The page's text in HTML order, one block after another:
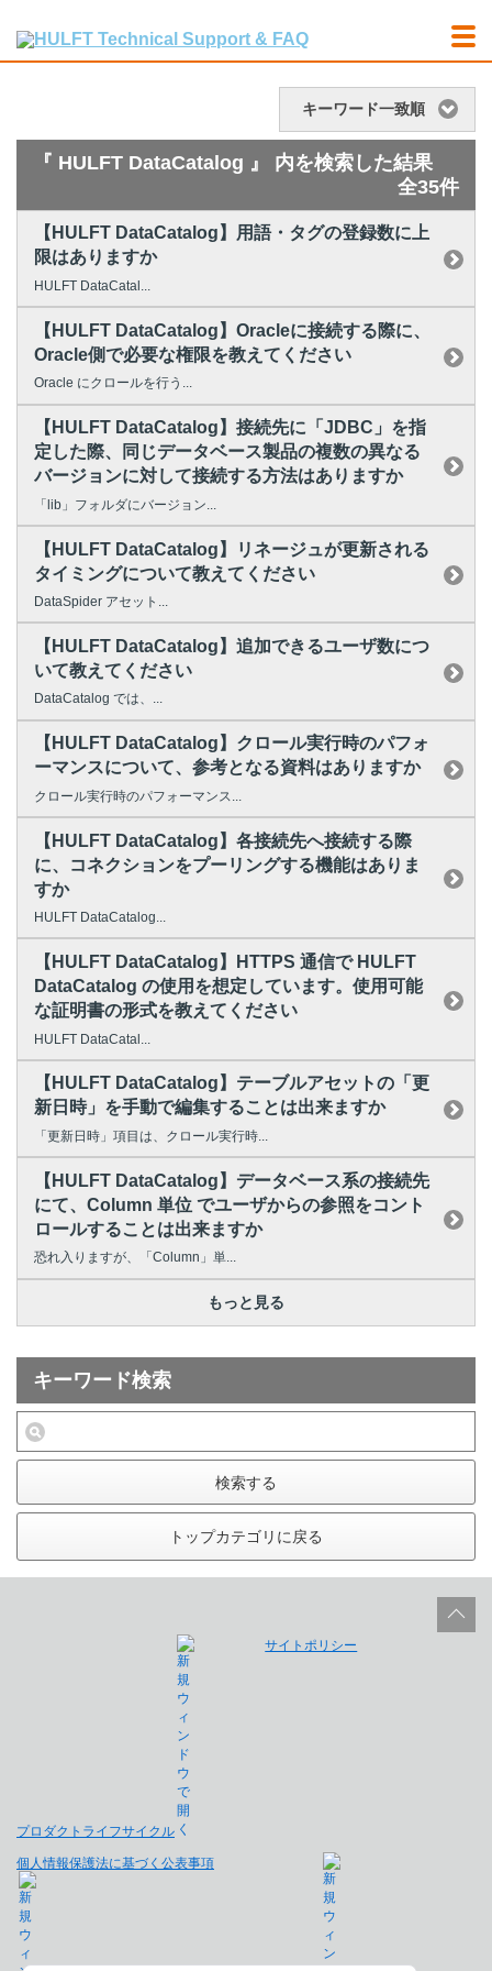
キーワード一致順
『 HULFT DataCatalog 』 内を検索した結果
全35件
【HULFT DataCatalog】用語・タグの登録数に上
限はありますか
HULFT DataCatal...
【HULFT DataCatalog】Oracleに接続する際に、
Oracle側で必要な権限を教えてください
Oracle にクロールを行う...
【HULFT DataCatalog】接続先に「JDBC」を指
定した際、同じデータベース製品の複数の異なる
バージョンに対して接続する方法はありますか
「lib」フォルダにバージョン...
【HULFT DataCatalog】リネージュが更新される
タイミングについて教えてください
DataSpider アセット...
【HULFT DataCatalog】追加できるユーザ数につ
いて教えてください
DataCatalog では、...
【HULFT DataCatalog】クロール実行時のパフォ
ーマンスについて、参考となる資料はありますか
クロール実行時のパフォーマンス...
【HULFT DataCatalog】各接続先へ接続する際
に、コネクションをプーリングする機能はありま
すか
HULFT DataCatalog...
【HULFT DataCatalog】HTTPS 通信で HULFT
DataCatalog の使用を想定しています。使用可能
な証明書の形式を教えてください
HULFT DataCatal...
【HULFT DataCatalog】テーブルアセットの「更
新日時」を手動で編集することは出来ますか
「更新日時」項目は、クロール実行時...
【HULFT DataCatalog】データベース系の接続先
にて、Column 単位 でユーザからの参照をコント
ロールすることは出来ますか
恐れ入りますが、「Column」単...
もっと見る
キーワード検索
検索する
トップカテゴリに戻る
プロダクトライフサイクル
サイトポリシー
個人情報保護法に基づく公表事項